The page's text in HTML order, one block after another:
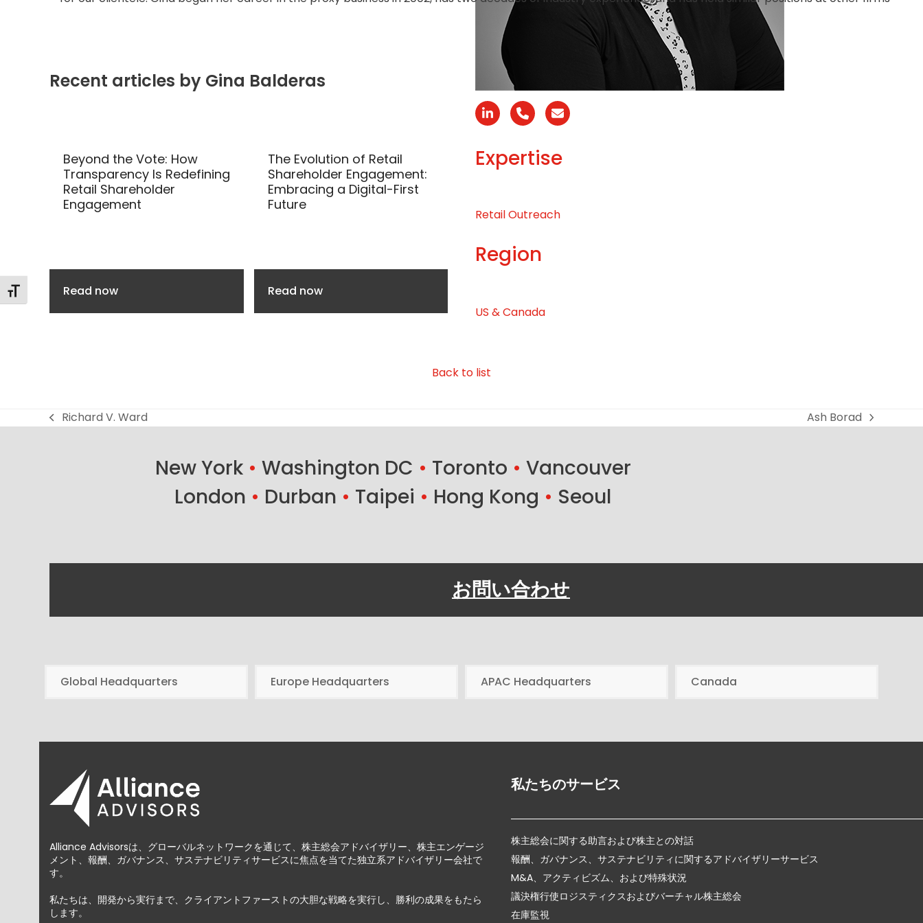
Toggle Font size
Recent articles by Gina Balderas
the
left
and
right
access
the
Beyond the Vote: How
Transparency Is Redefining
Retail Shareholder
Engagement
Read now
The Evolution of Retail
Shareholder Engagement:
Embracing a Digital-First
Future
Read now
LinkedinPhone
Number
Email
Expertise
Retail Outreach
Region
US & Canada
Back to list
previous
Richard V. Ward
next
Ash Borad
New York • Washington DC • Toronto • Vancouver
London • Durban • Taipei • Hong Kong • Seoul
お問い合わせ
Global Headquarters Europe Headquarters APAC Headquarters Canada
Alliance Advisorsは、グローバルネットワークを通じて、株主総会アドバイザリー、株主エンゲージ
メント、報酬、ガバナンス、サステナビリティサービスに焦点を当てた独立系アドバイザリー会社で
す。
私たちは、開発から実行まで、クライアントファーストの大胆な戦略を実行し、勝利の成果をもたら
します。
私たちのサービス
株主総会に関する助言および株主との対話
報酬、ガバナンス、サステナビリティに関するアドバイザリーサービス
M&A、アクティビズム、および特殊状況
議決権行使ロジスティクスおよびバーチャル株主総会
在庫監視